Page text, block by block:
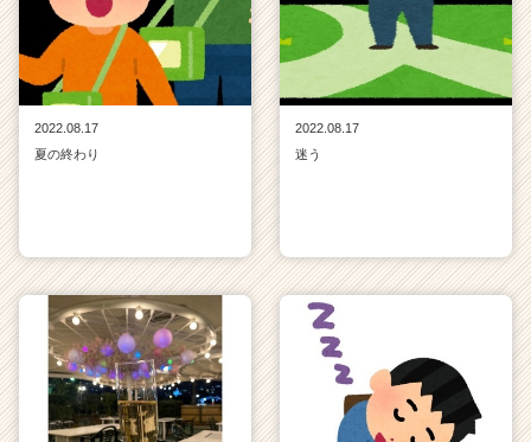
2022.08.17
夏の終わり
2022.08.17
迷う